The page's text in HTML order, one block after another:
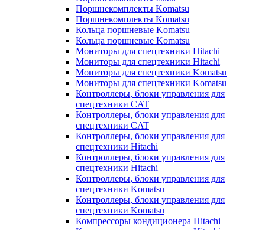
Поршнекомплекты Komatsu
Поршнекомплекты Komatsu
Кольца поршневые Komatsu
Кольца поршневые Komatsu
Мониторы для спецтехники Hitachi
Мониторы для спецтехники Hitachi
Мониторы для спецтехники Komatsu
Мониторы для спецтехники Komatsu
Контроллеры, блоки управления для
спецтехники CAT
Контроллеры, блоки управления для
спецтехники CAT
Контроллеры, блоки управления для
спецтехники Hitachi
Контроллеры, блоки управления для
спецтехники Hitachi
Контроллеры, блоки управления для
спецтехники Komatsu
Контроллеры, блоки управления для
спецтехники Komatsu
Компрессоры кондиционера Hitachi